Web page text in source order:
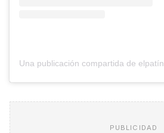
PUBLICIDAD